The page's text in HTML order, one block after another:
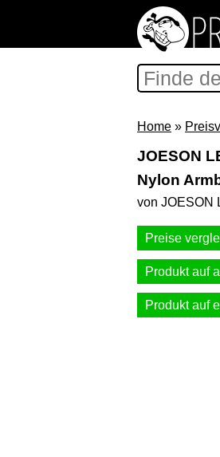
Home »
JOESON
Nylon
von JOESON
Preise
Produkt auf
Produkt auf